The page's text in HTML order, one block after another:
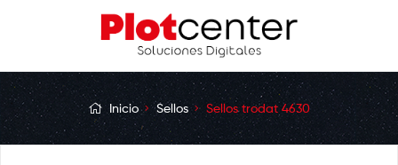
Inicio Sellos Sellos trodat 4630